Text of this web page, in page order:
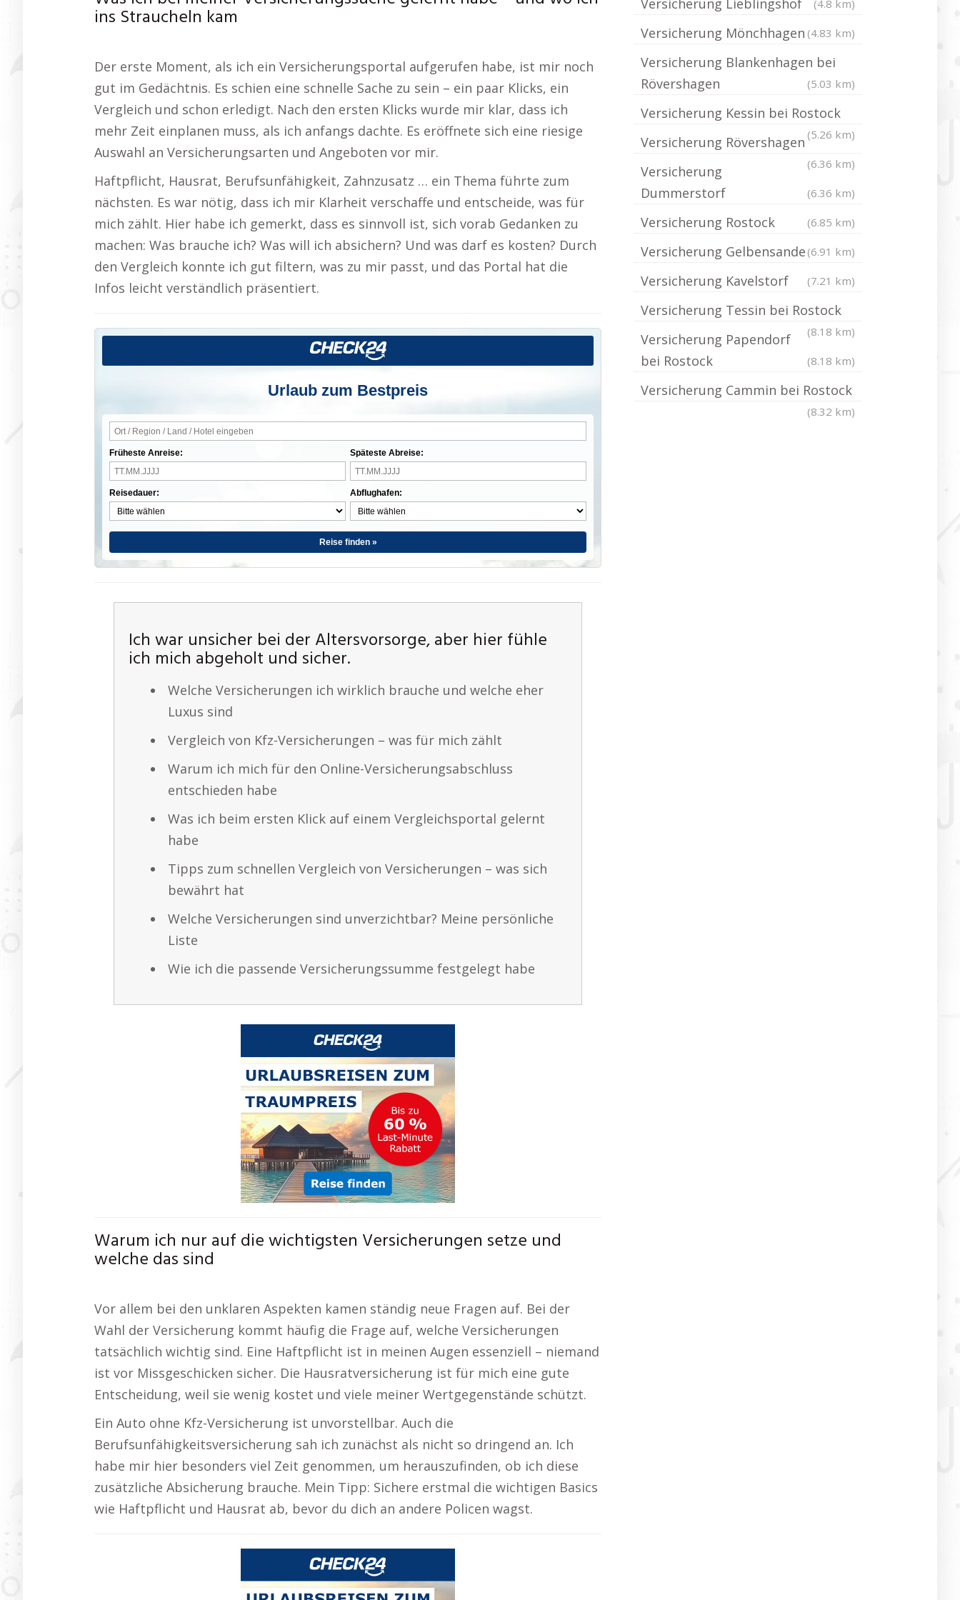
ins Straucheln kam
Der erste Moment, als ich ein Versicherungsportal aufgerufen habe, ist mir noch
gut im Gedächtnis. Es schien eine schnelle Sache zu sein – ein paar Klicks, ein
Vergleich und schon erledigt. Nach den ersten Klicks wurde mir klar, dass ich
mehr Zeit einplanen muss, als ich anfangs dachte. Es eröffnete sich eine riesige
Auswahl an Versicherungsarten und Angeboten vor mir.
Haftpflicht, Hausrat, Berufsunfähigkeit, Zahnzusatz … ein Thema führte zum
nächsten. Es war nötig, dass ich mir Klarheit verschaffe und entscheide, was für
mich zählt. Hier habe ich gemerkt, dass es sinnvoll ist, sich vorab Gedanken zu
machen: Was brauche ich? Was will ich absichern? Und was darf es kosten? Durch
den Vergleich konnte ich gut filtern, was zu mir passt, und das Portal hat die
Infos leicht verständlich präsentiert.
Urlaub zum Bestpreis
Früheste Anreise:
Reisedauer:
Späteste Abreise:
Abflughafen:
Reise finden »
Ich war unsicher bei der Altersvorsorge, aber hier fühle
ich mich abgeholt und sicher.
Welche Versicherungen ich wirklich brauche und welche eher
Luxus sind
Vergleich von Kfz-Versicherungen – was für mich zählt
Warum ich mich für den Online-Versicherungsabschluss
entschieden habe
Was ich beim ersten Klick auf einem Vergleichsportal gelernt
habe
Tipps zum schnellen Vergleich von Versicherungen – was sich
bewährt hat
Welche Versicherungen sind unverzichtbar? Meine persönliche
Liste
Wie ich die passende Versicherungssumme festgelegt habe
Warum ich nur auf die wichtigsten Versicherungen setze und
welche das sind
Vor allem bei den unklaren Aspekten kamen ständig neue Fragen auf. Bei der
Wahl der Versicherung kommt häufig die Frage auf, welche Versicherungen
tatsächlich wichtig sind. Eine Haftpflicht ist in meinen Augen essenziell – niemand
ist vor Missgeschicken sicher. Die Hausratversicherung ist für mich eine gute
Entscheidung, weil sie wenig kostet und viele meiner Wertgegenstände schützt.
Ein Auto ohne Kfz-Versicherung ist unvorstellbar. Auch die
Berufsunfähigkeitsversicherung sah ich zunächst als nicht so dringend an. Ich
habe mir hier besonders viel Zeit genommen, um herauszufinden, ob ich diese
zusätzliche Absicherung brauche. Mein Tipp: Sichere erstmal die wichtigen Basics
wie Haftpflicht und Hausrat ab, bevor du dich an andere Policen wagst.
Versicherung Lieblingshof (4.8 km)
Versicherung Mönchhagen (4.83 km)
Versicherung Blankenhagen bei
Rövershagen
(5.03 km)
Versicherung Kessin bei Rostock
(5.26 km)
Versicherung Rövershagen
(6.36 km)
Versicherung
Dummerstorf
(6.36 km)
Versicherung Rostock (6.85 km)
Versicherung Gelbensande (6.91 km)
Versicherung Kavelstorf (7.21 km)
Versicherung Tessin bei Rostock
(8.18 km)
Versicherung Papendorf
bei Rostock
(8.18 km)
Versicherung Cammin bei Rostock
(8.32 km)